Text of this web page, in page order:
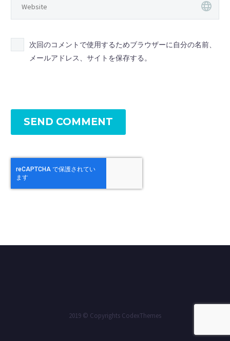
次回のコメントで使用するためブラウザーに自分の名前、
メールアドレス、サイトを保存する。
SEND COMMENT
2019 © Copyrights CodexThemes